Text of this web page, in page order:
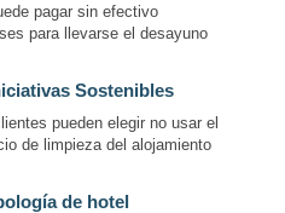
pagar sin efectivo
para llevarse el desayuno
Sostenibles
pueden elegir no usar el
de limpieza del alojamiento
de hotel